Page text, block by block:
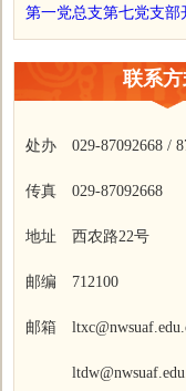
第一党总支第七党支部
联系
处办 029-87092668 /
传真 029-87092668
地址 西农路22号
邮编 712100
邮箱